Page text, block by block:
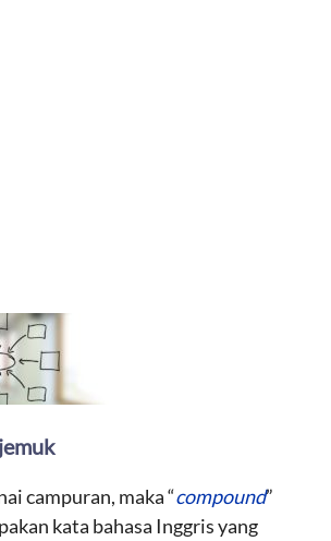
campuran, maka “compound”
kata bahasa Inggris yang